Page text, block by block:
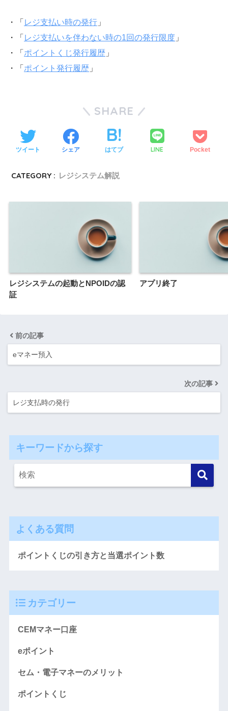
・「 レジ支払い時の発行 」
・「 レジ支払いを伴わない時の1回の発行限度 」
・「 ポイントくじ発行履歴 」
・「 ポイント発行履歴 」
SHARE
ツイート シェア はてブ LINE Pocket
CATEGORY : レジシステム解説
レジシステムの起動とNPOIDの認
証
アプリ終了
前の記事
eマネー預入
次の記事
レジ支払時の発行
キーワードから探す
よくある質問
ポイントくじの引き方と当選ポイント数
カテゴリー
CEMマネー口座
eポイント
セム・電子マネーのメリット
ポイントくじ